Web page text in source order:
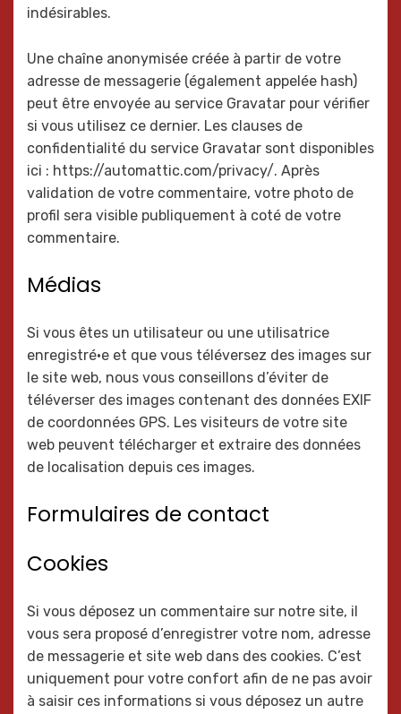
indésirables.
Une chaîne anonymisée créée à partir de votre
adresse de messagerie (également appelée hash)
peut être envoyée au service Gravatar pour vérifier
si vous utilisez ce dernier. Les clauses de
confidentialité du service Gravatar sont disponibles
ici : https://automattic.com/privacy/. Après
validation de votre commentaire, votre photo de
profil sera visible publiquement à coté de votre
commentaire.
Médias
Si vous êtes un utilisateur ou une utilisatrice
enregistré·e et que vous téléversez des images sur
le site web, nous vous conseillons d’éviter de
téléverser des images contenant des données EXIF
de coordonnées GPS. Les visiteurs de votre site
web peuvent télécharger et extraire des données
de localisation depuis ces images.
Formulaires de contact
Cookies
Si vous déposez un commentaire sur notre site, il
vous sera proposé d’enregistrer votre nom, adresse
de messagerie et site web dans des cookies. C’est
uniquement pour votre confort afin de ne pas avoir
à saisir ces informations si vous déposez un autre